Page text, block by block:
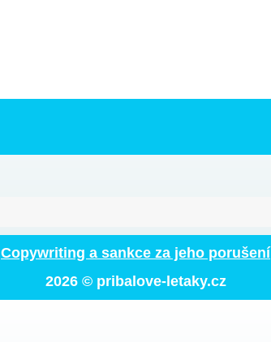
Copywriting a sankce za jeho porušení
2026 © pribalove-letaky.cz